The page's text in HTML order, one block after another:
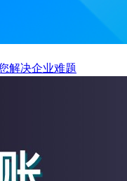
解决企业难题